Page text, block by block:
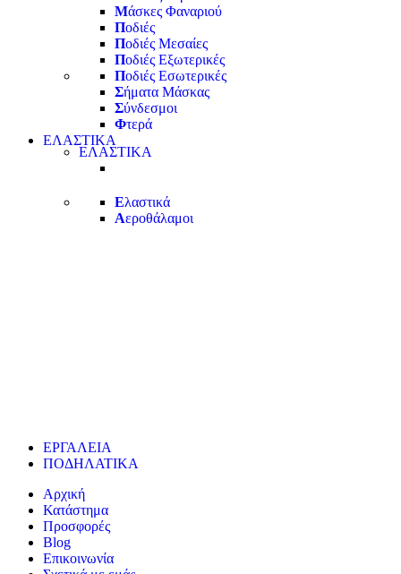
Μάσκες Φαναριού
Ποδιές
Ποδιές Μεσαίες
Ποδιές Εξωτερικές
Ποδιές Εσωτερικές
Σήματα Μάσκας
Σύνδεσμοι
Φτερά
ΕΛΑΣΤΙΚΑ
ΕΛΑΣΤΙΚΑ
Ελαστικά
Αεροθάλαμοι
ΕΡΓΑΛΕΙΑ
ΠΟΔΗΛΑΤΙΚΑ
Αρχική
Κατάστημα
Προσφορές
Blog
Επικοινωνία